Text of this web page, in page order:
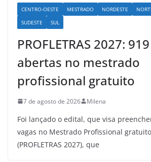
CENTRO-OESTE MESTRADO NORDESTE
SUDESTE
SUL
PROFLETRAS 2027:
abertas no mestrado
profissional gratuito
7 de agosto de 2026 Milena
Foi lançado o edital, que visa
vagas no Mestrado Profissional
(PROFLETRAS 2027), que